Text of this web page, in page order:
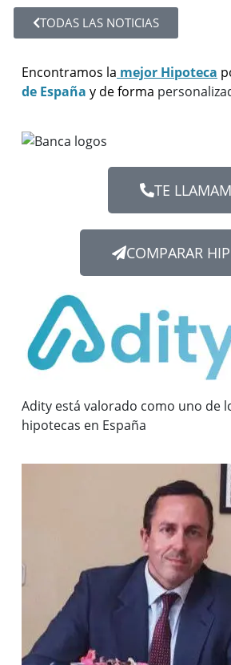
TODAS LAS NOTICIAS
Encontramos la mejor Hipoteca
de España y de forma
TE
COMPARAR
Adity está valorado como uno de
hipotecas en España